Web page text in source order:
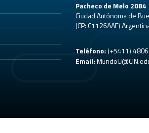
Pacheco de Melo 2084
Ciudad Autónoma de
(CP: C1126AAF)
Teléfono:(+5411)
Email: